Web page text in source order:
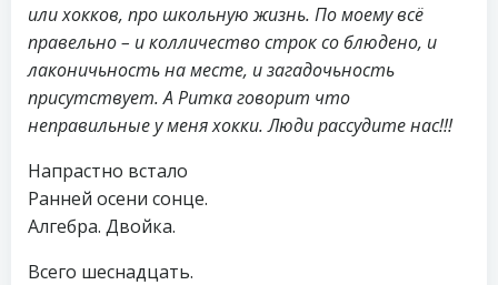
или хокков, про школьную жизнь. По моему всё
правельно – и колличество строк со блюдено, и
лаконичьность на месте, и загадочьность
присутствует. А Ритка говорит что
неправильные у меня хокки. Люди рассудите нас!!!
Напрастно встало
Ранней осени сонце.
Алгебра. Двойка.
Всего шеснадцать.